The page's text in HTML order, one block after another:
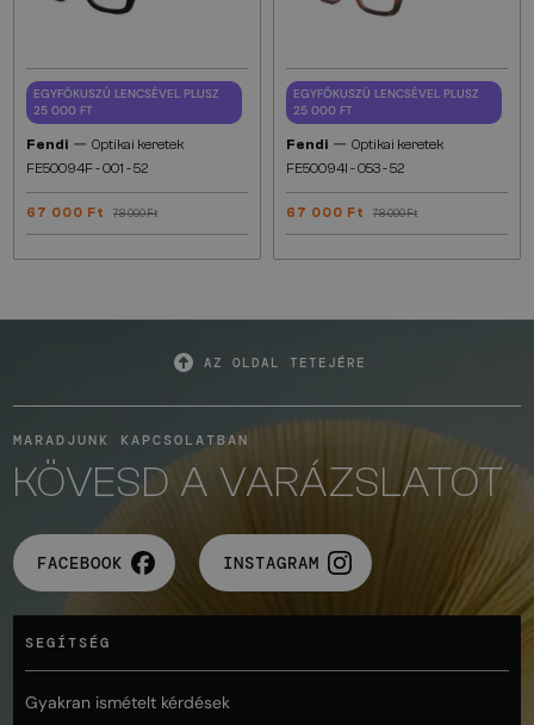
EGYFÓKUSZÚ LENCSÉVEL PLUSZ
25 000 FT
Fendi — Optikai keretek
FE50094F - 001 - 52
67 000 Ft 78 000 Ft
EGYFÓKUSZÚ LENCSÉVEL PLUSZ
25 000 FT
Fendi — Optikai keretek
FE50094I - 053 - 52
67 000 Ft 78 000 Ft
AZ OLDAL TETEJÉRE
MARADJUNK KAPCSOLATBAN
KÖVESD A VARÁZSLATOT
FACEBOOK INSTAGRAM
SEGÍTSÉG
Gyakran ismételt kérdések